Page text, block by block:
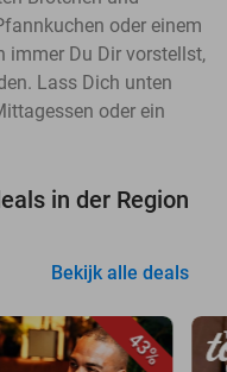
oder einem
immer Du Dir vorstellst,
Lass Dich unten
oder ein
in der Region
Bekijk alle deals
43%